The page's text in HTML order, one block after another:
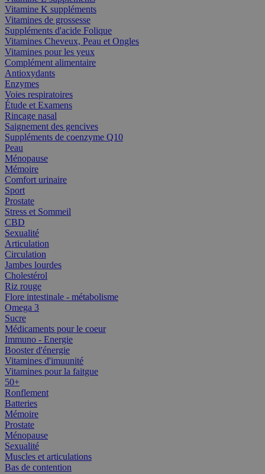
Vitamine K suppléments
Vitamines de grossesse
Suppléments d'acide Folique
Vitamines Cheveux, Peau et Ongles
Vitamines pour les yeux
Complément alimentaire
Antioxydants
Enzymes
Voies respiratoires
Étude et Examens
Rincage nasal
Saignement des gencives
Suppléments de coenzyme Q10
Peau
Ménopause
Mémoire
Comfort urinaire
Sport
Prostate
Stress et Sommeil
CBD
Sexualité
Articulation
Circulation
Jambes lourdes
Cholestérol
Riz rouge
Flore intestinale - métabolisme
Omega 3
Sucre
Médicaments pour le coeur
Immuno - Energie
Booster d'énergie
Vitamines d'imuunité
Vitamines pour la faitgue
50+
Ronflement
Batteries
Mémoire
Prostate
Ménopause
Sexualité
Muscles et articulations
Bas de contention